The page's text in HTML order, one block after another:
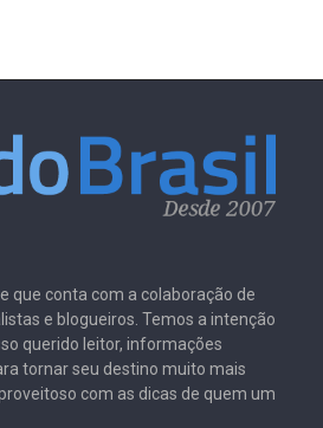
que conta com a colaboração de
e blogueiros. Temos a intenção
querido leitor, informações
tornar seu destino muito mais
com as dicas de quem um